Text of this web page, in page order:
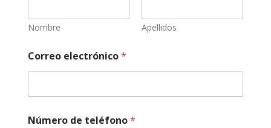
e
c
r
ó
n
c
d
Nombre Apellidos
Correo electrónico*
Número de teléfono*